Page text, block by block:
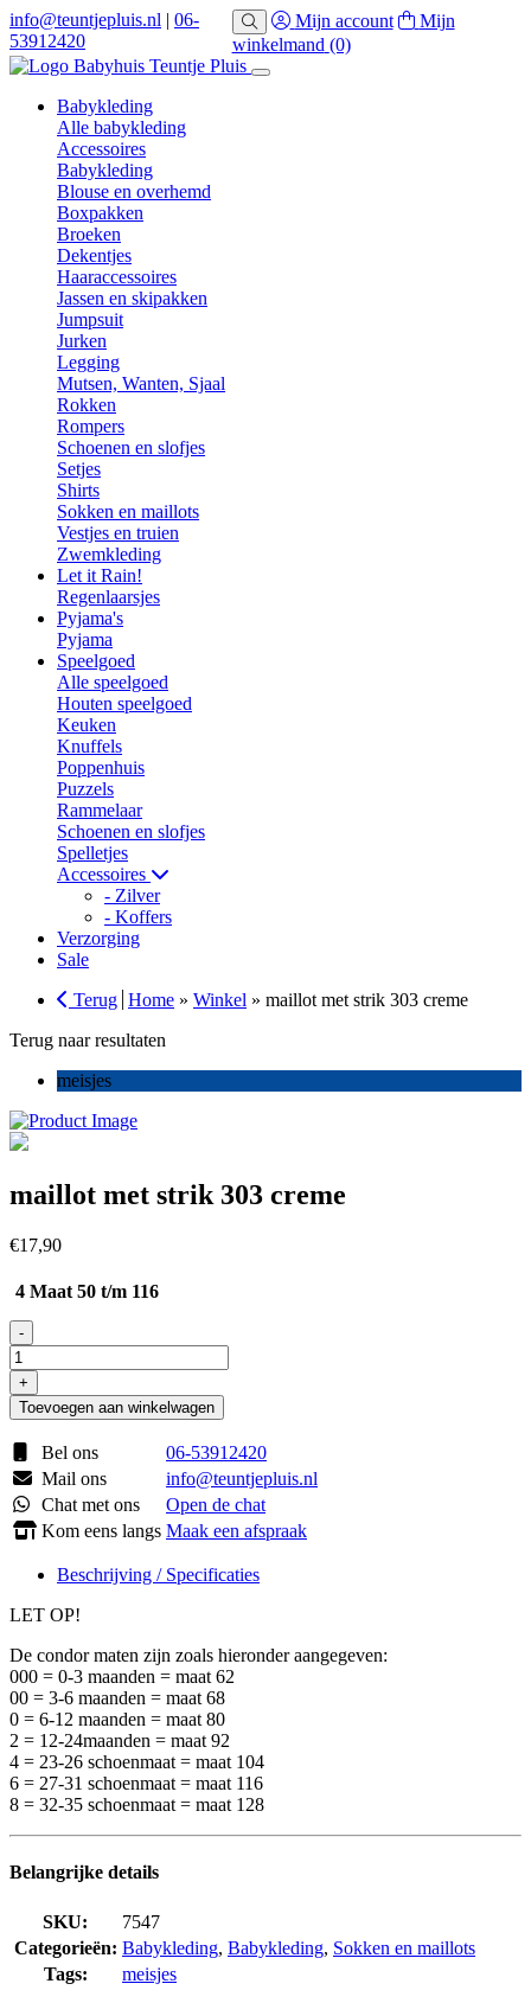
info@teuntjepluis.nl | 06-
53912420
Mijn account
Mijn
winkelmand (0)
Babykleding
Alle babykleding
Accessoires
Babykleding
Blouse en overhemd
Boxpakken
Broeken
Dekentjes
Haaraccessoires
Jassen en skipakken
Jumpsuit
Jurken
Legging
Mutsen, Wanten, Sjaal
Rokken
Rompers
Schoenen en slofjes
Setjes
Shirts
Sokken en maillots
Vestjes en truien
Zwemkleding
Let it Rain!
Regenlaarsjes
Pyjama's
Pyjama
Speelgoed
Alle speelgoed
Houten speelgoed
Keuken
Knuffels
Poppenhuis
Puzzels
Rammelaar
Schoenen en slofjes
Spelletjes
Accessoires
- Zilver
- Koffers
Verzorging
Sale
Terug Home » Winkel » maillot met strik 303 creme
Terug naar resultaten
meisjes
maillot met strik 303 creme
€17,90
4 Maat 50 t/m 116
-
maillot
met
strik
303
creme
aantal
+
Toevoegen aan winkelwagen
Bel ons
06-53912420
Mail ons
info@teuntjepluis.nl
Chat met ons
Open de chat
Kom eens langs Maak een afspraak
Beschrijving / Specificaties
LET OP!
De condor maten zijn zoals hieronder aangegeven:
000 = 0-3 maanden = maat 62
00 = 3-6 maanden = maat 68
0 = 6-12 maanden = maat 80
2 = 12-24maanden = maat 92
4 = 23-26 schoenmaat = maat 104
6 = 27-31 schoenmaat = maat 116
8 = 32-35 schoenmaat = maat 128
Belangrijke details
SKU:
7547
Categorieën: Babykleding, Babykleding, Sokken en maillots
Tags:
meisjes